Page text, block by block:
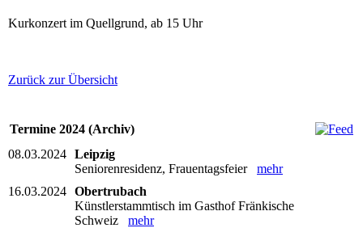
Kurkonzert im Quellgrund, ab 15 Uhr
Zurück zur Übersicht
Termine 2024 (Archiv)
08.03.2024 Leipzig
Seniorenresidenz, Frauentagsfeier mehr
16.03.2024 Obertrubach
Künstlerstammtisch im Gasthof Fränkische
Schweiz mehr